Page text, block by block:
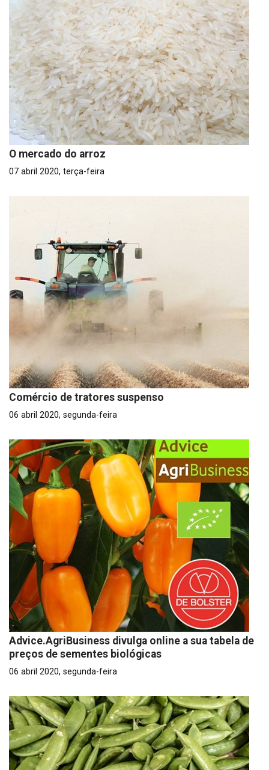
O mercado do arroz
07 abril 2020, terça-feira
Comércio de tratores suspenso
06 abril 2020, segunda-feira
Advice.AgriBusiness divulga online a sua tabela de
preços de sementes biológicas
06 abril 2020, segunda-feira